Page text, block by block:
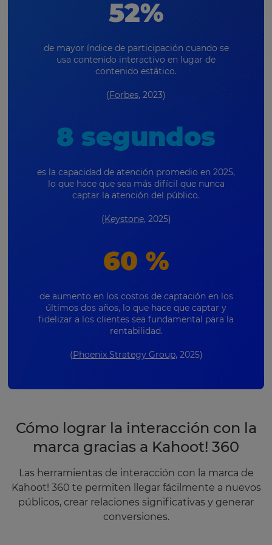
52%
de mayor índice de participación cuando se
usa contenido interactivo en lugar de
contenido estático.
(Forbes, 2023)
8 segundos
es la capacidad de atención promedio en 2025,
lo que hace que sea más difícil que nunca
captar la atención del público.
(Keystone, 2025)
60 %
de aumento en los costos de captación en los
últimos dos años, lo que hace que captar y
fidelizar a los clientes sea fundamental para la
rentabilidad.
(Phoenix Strategy Group, 2025)
Cómo lograr la interacción con la
marca gracias a Kahoot! 360
Las herramientas de interacción con la marca de
Kahoot! 360 te permiten llegar fácilmente a nuevos
públicos, crear relaciones significativas y generar
conversiones.